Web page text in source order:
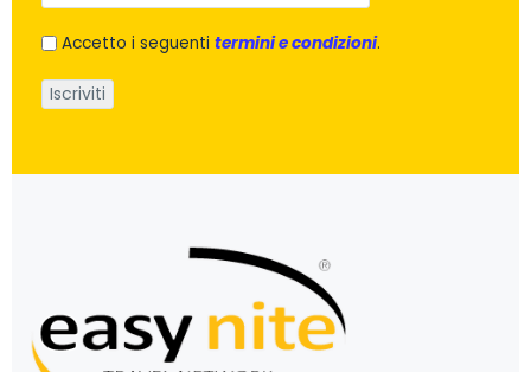
Accetto i seguenti termini e condizioni.